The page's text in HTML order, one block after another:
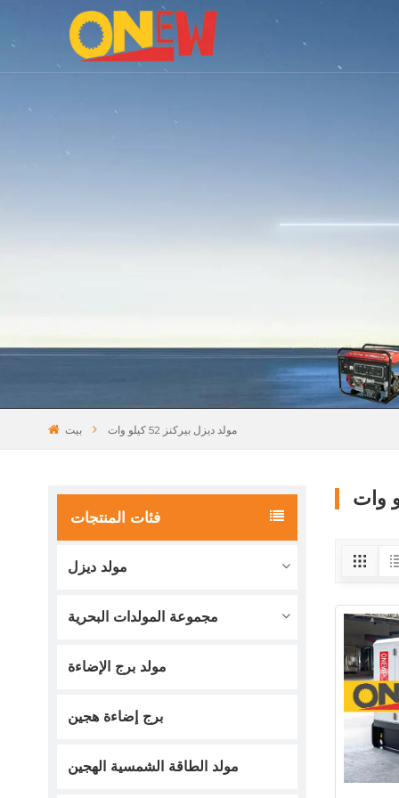
بيت مولد ديزل بيركنز 52 كيلو وات
فئات المنتجات
مولد ديزل
مجموعة المولدات البحرية
مولد برج الإضاءة
برج إضاءة هجين
مولد الطاقة الشمسية الهجين